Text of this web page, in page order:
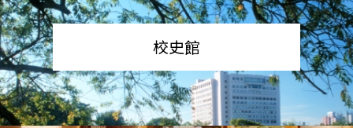
校史館